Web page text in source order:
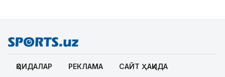
ҚОИДАЛАР РЕКЛАМА САЙТ ҲАҚИДА